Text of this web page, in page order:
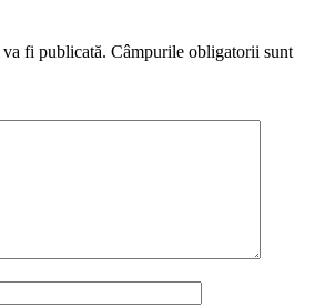
fi publicată. Câmpurile obligatorii sunt